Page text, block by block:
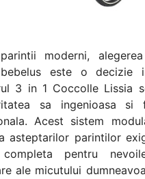
moderni,
este o decizie
3 in 1 Coccolle Lissia
sa ingenioasa si
Acest sistem
asteptarilor parintilor
completa pentru
ale micutului